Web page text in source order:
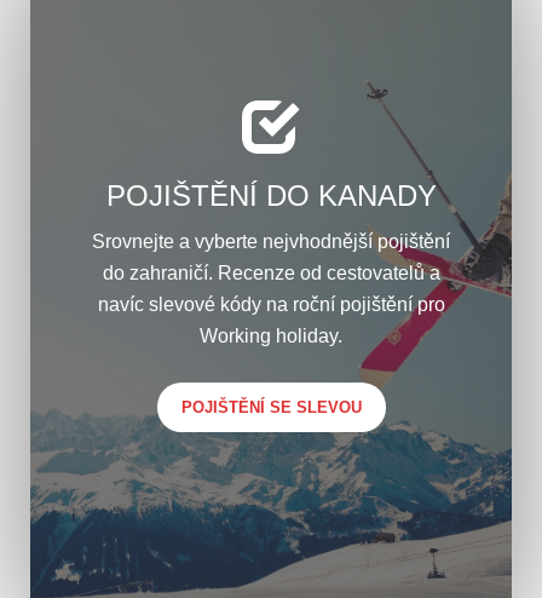
POJIŠTĚNÍ DO KANADY
Srovnejte a vyberte nejvhodnější pojištění
do zahraničí. Recenze od cestovatelů a
navíc slevové kódy na roční pojištění pro
Working holiday.
POJIŠTĚNÍ SE SLEVOU